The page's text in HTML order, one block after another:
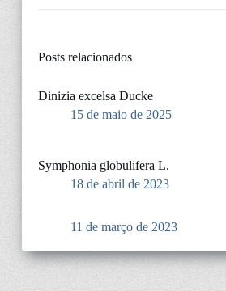
Posts relacionados
Dinizia excelsa Ducke
15 de maio de 2025
Symphonia globulifera L.
18 de abril de 2023
11 de março de 2023